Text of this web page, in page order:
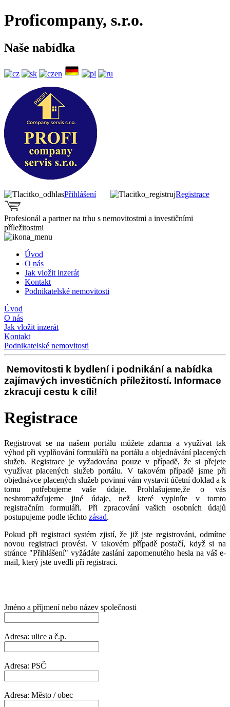
Proficompany, s.r.o.
Naše nabídka
Přihlášení Registrace
Profesionál a partner na trhu s nemovitostmi a investičními
příležitostmi
Úvod
O nás
Jak vložit inzerát
Kontakt
Podnikatelské nemovitosti
Úvod
O nás
Jak vložit inzerát
Kontakt
Podnikatelské nemovitosti
Nemovitosti k bydlení i podnikání a nabídka
zajímavých investičních příležitostí. Informace
zkracují cestu k cíli!
Registrace
Registrovat se na našem portálu můžete zdarma a využívat tak
výhod při vyplňování formulářů na portálu a objednávání placených
služeb. Registrace je vyžadována pouze v případě, že si přejete
využívat placených služeb portálu. V takovém případě jsme při
objednávce placených služeb povinni vám vystavit účetní doklad a k
tomu potřebujeme vaše údaje. Prohlašujeme,že o vás
neshromažďujeme jiné údaje, než které vyplníte v tomto
registračním formuláři. Při zpracování vašich osobních údajů
postupujeme podle těchto zásad.
Pokud při registraci systém zjistí, že již jste registrováni, odmítne
novou registraci provést. V takovém případě postačí, když si na
stránce "Přihlášení" vyžádáte zaslání zapomenutého hesla na váš e-
mail, který jste uvedli při registraci.
Jméno a příjmení nebo název společnosti
Adresa: ulice a č.p.
Adresa: PSČ
Adresa: Město / obec